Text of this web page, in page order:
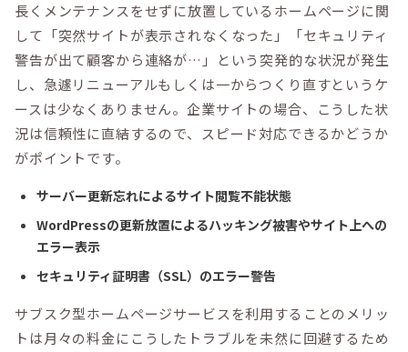
長くメンテナンスをせずに放置しているホームページに関
して「突然サイトが表示されなくなった」「セキュリティ
警告が出て顧客から連絡が…」という突発的な状況が発生
し、急遽リニューアルもしくは一からつくり直すというケ
ースは少なくありません。企業サイトの場合、こうした状
況は信頼性に直結するので、スピード対応できるかどうか
がポイントです。
サーバー更新忘れによるサイト閲覧不能状態
WordPressの更新放置によるハッキング被害やサイト上への
エラー表示
セキュリティ証明書（SSL）のエラー警告
サブスク型ホームページサービスを利用することのメリッ
トは月々の料金にこうしたトラブルを未然に回避するため